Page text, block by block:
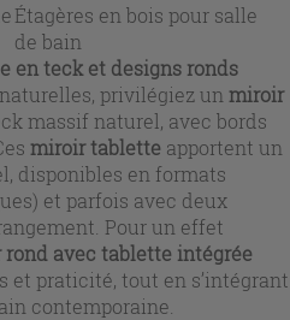
Étagères en bois pour salle
de bain
en teck et designs ronds
privilégiez un miroir
massif naturel, avec bords
miroir tablette apportent un
disponibles en formats
et parfois avec deux
Pour un effet
avec tablette intégrée
et praticité, tout en s’intégrant
contemporaine.